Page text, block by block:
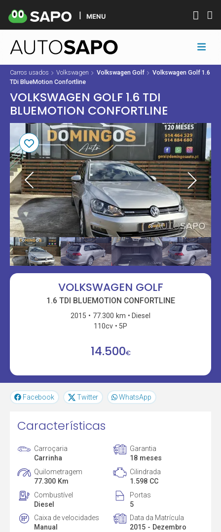
MENU
Carros usados Volkswagen Volkswagen Golf
Volkswagen Golf 1.6
TDi BlueMotion Confortline
VOLKSWAGEN GOLF 1.6 TDI
BLUEMOTION CONFORTLINE
VOLKSWAGEN GOLF
1.6 TDI BLUEMOTION CONFORTLINE
2015 77.300 km
Diesel
110cv
5P
14.500€
Facebook Twitter WhatsApp
Características
Carroçaria
Carrinha
Garantia
18 meses
Quilometragem
77.300 Km
Cilindrada
1.598 CC
Combustível
Diesel
Portas
5
Caixa de velocidades
Manual
Data da Matrícula
2015 - Dezembro